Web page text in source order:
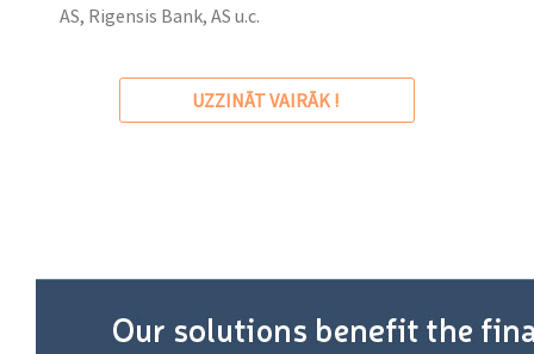
AS, Rigensis Bank, AS u.c.
UZZINĀT VAIRĀK !